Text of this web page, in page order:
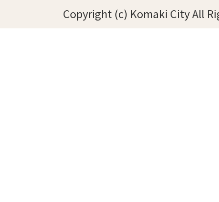
Copyright (c) Komaki City All